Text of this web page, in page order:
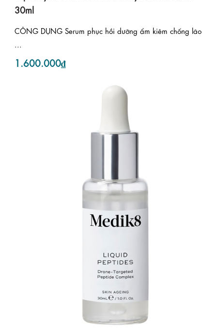
30ml
CÔNG DỤNG Serum phục hồi dưỡng ẩm kiêm chống lão
1.600.000₫